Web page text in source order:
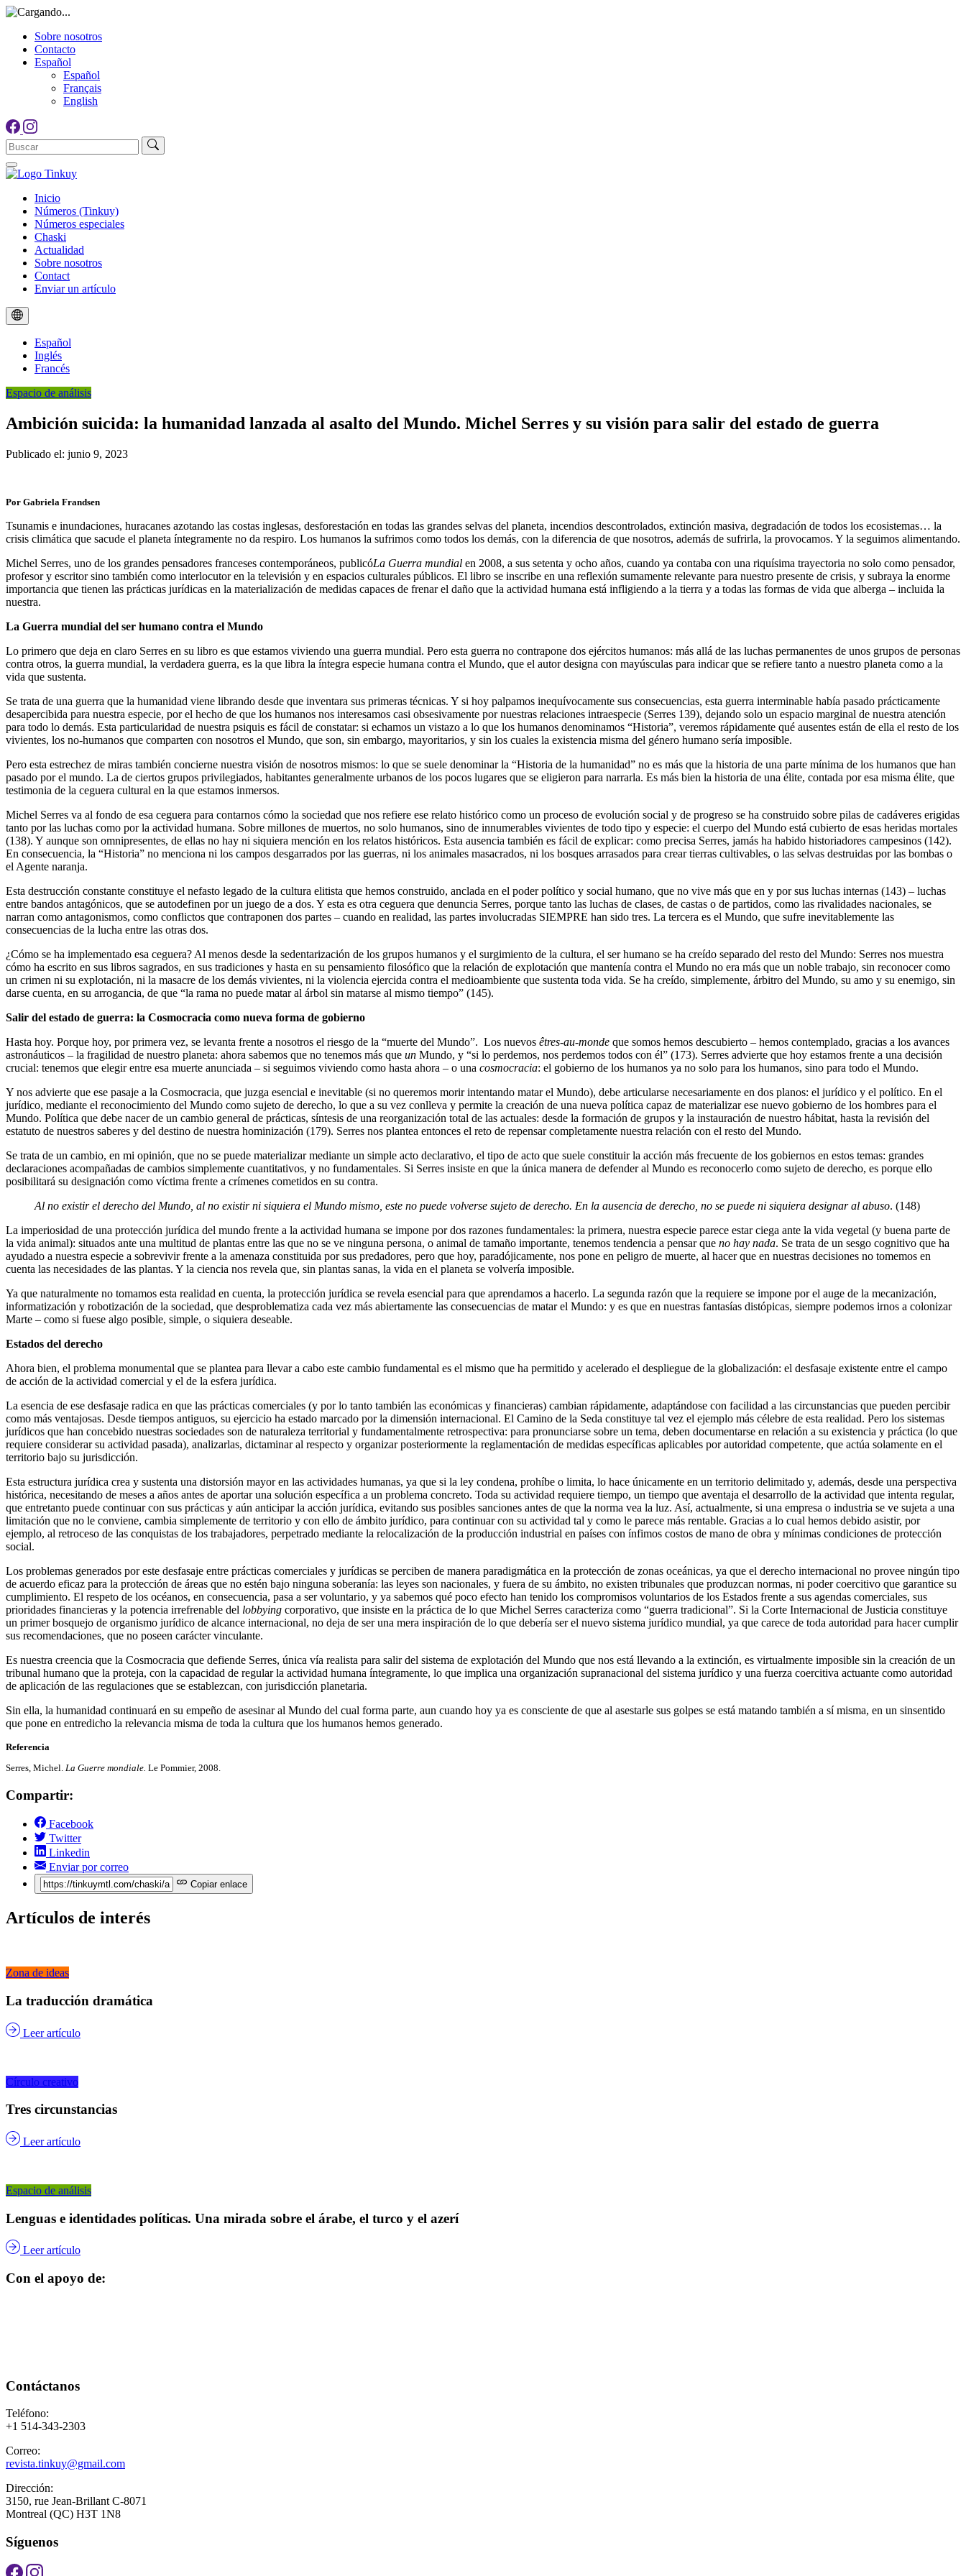
Sobre nosotros
Contacto
Español
Español
Français
English
Inicio
Números (Tinkuy)
Números especiales
Chaski
Actualidad
Sobre nosotros
Contact
Enviar un artículo
Español
Inglés
Francés
Espacio de análisis
Ambición suicida: la humanidad lanzada al asalto del Mundo. Michel Serres y su visión para salir del estado de guerra
Publicado el: junio 9, 2023
Por Gabriela Frandsen
Tsunamis e inundaciones, huracanes azotando las costas inglesas, desforestación en todas las grandes selvas del planeta, incendios descontrolados, extinción masiva, degradación de todos los ecosistemas… la
crisis climática que sacude el planeta íntegramente no da respiro. Los humanos la sufrimos como todos los demás, con la diferencia de que nosotros, además de sufrirla, la provocamos. Y la seguimos alimentando.
Michel Serres, uno de los grandes pensadores franceses contemporáneos, publicóLa Guerra mundial en 2008, a sus setenta y ocho años, cuando ya contaba con una riquísima trayectoria no solo como pensador,
profesor y escritor sino también como interlocutor en la televisión y en espacios culturales públicos. El libro se inscribe en una reflexión sumamente relevante para nuestro presente de crisis, y subraya la enorme
importancia que tienen las prácticas jurídicas en la materialización de medidas capaces de frenar el daño que la actividad humana está infligiendo a la tierra y a todas las formas de vida que alberga – incluida la
nuestra.
La Guerra mundial del ser humano contra el Mundo
Lo primero que deja en claro Serres en su libro es que estamos viviendo una guerra mundial. Pero esta guerra no contrapone dos ejércitos humanos: más allá de las luchas permanentes de unos grupos de personas
contra otros, la guerra mundial, la verdadera guerra, es la que libra la íntegra especie humana contra el Mundo, que el autor designa con mayúsculas para indicar que se refiere tanto a nuestro planeta como a la
vida que sustenta.
Se trata de una guerra que la humanidad viene librando desde que inventara sus primeras técnicas. Y si hoy palpamos inequívocamente sus consecuencias, esta guerra interminable había pasado prácticamente
desapercibida para nuestra especie, por el hecho de que los humanos nos interesamos casi obsesivamente por nuestras relaciones intraespecie (Serres 139), dejando solo un espacio marginal de nuestra atención
para todo lo demás. Esta particularidad de nuestra psiquis es fácil de constatar: si echamos un vistazo a lo que los humanos denominamos “Historia”, veremos rápidamente qué ausentes están de ella el resto de los
vivientes, los no-humanos que comparten con nosotros el Mundo, que son, sin embargo, mayoritarios, y sin los cuales la existencia misma del género humano sería imposible.
Pero esta estrechez de miras también concierne nuestra visión de nosotros mismos: lo que se suele denominar la “Historia de la humanidad” no es más que la historia de una parte mínima de los humanos que han
pasado por el mundo. La de ciertos grupos privilegiados, habitantes generalmente urbanos de los pocos lugares que se eligieron para narrarla. Es más bien la historia de una élite, contada por esa misma élite, que
testimonia de la ceguera cultural en la que estamos inmersos.
Michel Serres va al fondo de esa ceguera para contarnos cómo la sociedad que nos refiere ese relato histórico como un proceso de evolución social y de progreso se ha construido sobre pilas de cadáveres erigidas
tanto por las luchas como por la actividad humana. Sobre millones de muertos, no solo humanos, sino de innumerables vivientes de todo tipo y especie: el cuerpo del Mundo está cubierto de esas heridas mortales
(138). Y aunque son omnipresentes, de ellas no hay ni siquiera mención en los relatos históricos. Esta ausencia también es fácil de explicar: como precisa Serres, jamás ha habido historiadores campesinos (142).
En consecuencia, la “Historia” no menciona ni los campos desgarrados por las guerras, ni los animales masacrados, ni los bosques arrasados para crear tierras cultivables, o las selvas destruidas por las bombas o
el Agente naranja.
Esta destrucción constante constituye el nefasto legado de la cultura elitista que hemos construido, anclada en el poder político y social humano, que no vive más que en y por sus luchas internas (143) – luchas
entre bandos antagónicos, que se autodefinen por un juego de a dos. Y esta es otra ceguera que denuncia Serres, porque tanto las luchas de clases, de castas o de partidos, como las rivalidades nacionales, se
narran como antagonismos, como conflictos que contraponen dos partes – cuando en realidad, las partes involucradas SIEMPRE han sido tres. La tercera es el Mundo, que sufre inevitablemente las
consecuencias de la lucha entre las otras dos.
¿Cómo se ha implementado esa ceguera? Al menos desde la sedentarización de los grupos humanos y el surgimiento de la cultura, el ser humano se ha creído separado del resto del Mundo: Serres nos muestra
cómo ha escrito en sus libros sagrados, en sus tradiciones y hasta en su pensamiento filosófico que la relación de explotación que mantenía contra el Mundo no era más que un noble trabajo, sin reconocer como
un crimen ni su explotación, ni la masacre de los demás vivientes, ni la violencia ejercida contra el medioambiente que sustenta toda vida. Se ha creído, simplemente, árbitro del Mundo, su amo y su enemigo, sin
darse cuenta, en su arrogancia, de que “la rama no puede matar al árbol sin matarse al mismo tiempo” (145).
Salir del estado de guerra: la Cosmocracia como nueva forma de gobierno
Hasta hoy. Porque hoy, por primera vez, se levanta frente a nosotros el riesgo de la “muerte del Mundo”. Los nuevos êtres-au-monde que somos hemos descubierto – hemos contemplado, gracias a los avances
astronáuticos – la fragilidad de nuestro planeta: ahora sabemos que no tenemos más que un Mundo, y “si lo perdemos, nos perdemos todos con él” (173). Serres advierte que hoy estamos frente a una decisión
crucial: tenemos que elegir entre esa muerte anunciada – si seguimos viviendo como hasta ahora – o una cosmocracia: el gobierno de los humanos ya no solo para los humanos, sino para todo el Mundo.
Y nos advierte que ese pasaje a la Cosmocracia, que juzga esencial e inevitable (si no queremos morir intentando matar el Mundo), debe articularse necesariamente en dos planos: el jurídico y el político. En el
jurídico, mediante el reconocimiento del Mundo como sujeto de derecho, lo que a su vez conlleva y permite la creación de una nueva política capaz de materializar ese nuevo gobierno de los hombres para el
Mundo. Política que debe nacer de un cambio general de prácticas, síntesis de una reorganización total de las actuales: desde la formación de grupos y la instauración de nuestro hábitat, hasta la revisión del
estatuto de nuestros saberes y del destino de nuestra hominización (179). Serres nos plantea entonces el reto de repensar completamente nuestra relación con el resto del Mundo.
Se trata de un cambio, en mi opinión, que no se puede materializar mediante un simple acto declarativo, el tipo de acto que suele constituir la acción más frecuente de los gobiernos en estos temas: grandes
declaraciones acompañadas de cambios simplemente cuantitativos, y no fundamentales. Si Serres insiste en que la única manera de defender al Mundo es reconocerlo como sujeto de derecho, es porque ello
posibilitará su designación como víctima frente a crímenes cometidos en su contra.
Al no existir el derecho del Mundo, al no existir ni siquiera el Mundo mismo, este no puede volverse sujeto de derecho. En la ausencia de derecho, no se puede ni siquiera designar al abuso. (148)
La imperiosidad de una protección jurídica del mundo frente a la actividad humana se impone por dos razones fundamentales: la primera, nuestra especie parece estar ciega ante la vida vegetal (y buena parte de
la vida animal): situados ante una multitud de plantas entre las que no se ve ninguna persona, o animal de tamaño importante, tenemos tendencia a pensar que no hay nada. Se trata de un sesgo cognitivo que ha
ayudado a nuestra especie a sobrevivir frente a la amenaza constituida por sus predadores, pero que hoy, paradójicamente, nos pone en peligro de muerte, al hacer que en nuestras decisiones no tomemos en
cuenta las necesidades de las plantas. Y la ciencia nos revela que, sin plantas sanas, la vida en el planeta se volvería imposible.
Ya que naturalmente no tomamos esta realidad en cuenta, la protección jurídica se revela esencial para que aprendamos a hacerlo. La segunda razón que la requiere se impone por el auge de la mecanización,
informatización y robotización de la sociedad, que desproblematiza cada vez más abiertamente las consecuencias de matar el Mundo: y es que en nuestras fantasías distópicas, siempre podemos irnos a colonizar
Marte – como si fuese algo posible, simple, o siquiera deseable.
Estados del derecho
Ahora bien, el problema monumental que se plantea para llevar a cabo este cambio fundamental es el mismo que ha permitido y acelerado el despliegue de la globalización: el desfasaje existente entre el campo
de acción de la actividad comercial y el de la esfera jurídica.
La esencia de ese desfasaje radica en que las prácticas comerciales (y por lo tanto también las económicas y financieras) cambian rápidamente, adaptándose con facilidad a las circunstancias que pueden percibir
como más ventajosas. Desde tiempos antiguos, su ejercicio ha estado marcado por la dimensión internacional. El Camino de la Seda constituye tal vez el ejemplo más célebre de esta realidad. Pero los sistemas
jurídicos que han concebido nuestras sociedades son de naturaleza territorial y fundamentalmente retrospectiva: para pronunciarse sobre un tema, deben documentarse en relación a su existencia y práctica (lo que
requiere considerar su actividad pasada), analizarlas, dictaminar al respecto y organizar posteriormente la reglamentación de medidas específicas aplicables por autoridad competente, que actúa solamente en el
territorio bajo su jurisdicción.
Esta estructura jurídica crea y sustenta una distorsión mayor en las actividades humanas, ya que si la ley condena, prohíbe o limita, lo hace únicamente en un territorio delimitado y, además, desde una perspectiva
histórica, necesitando de meses a años antes de aportar una solución específica a un problema concreto. Toda su actividad requiere tiempo, un tiempo que aventaja el desarrollo de la actividad que intenta regular,
que entretanto puede continuar con sus prácticas y aún anticipar la acción jurídica, evitando sus posibles sanciones antes de que la norma vea la luz. Así, actualmente, si una empresa o industria se ve sujeta a una
limitación que no le conviene, cambia simplemente de territorio y con ello de ámbito jurídico, para continuar con su actividad tal y como le parece más rentable. Gracias a lo cual hemos debido asistir, por
ejemplo, al retroceso de las conquistas de los trabajadores, perpetrado mediante la relocalización de la producción industrial en países con ínfimos costos de mano de obra y mínimas condiciones de protección
social.
Los problemas generados por este desfasaje entre prácticas comerciales y jurídicas se perciben de manera paradigmática en la protección de zonas oceánicas, ya que el derecho internacional no provee ningún tipo
de acuerdo eficaz para la protección de áreas que no estén bajo ninguna soberanía: las leyes son nacionales, y fuera de su ámbito, no existen tribunales que produzcan normas, ni poder coercitivo que garantice su
cumplimiento. El respeto de los océanos, en consecuencia, pasa a ser voluntario, y ya sabemos qué poco efecto han tenido los compromisos voluntarios de los Estados frente a sus agendas comerciales, sus
prioridades financieras y la potencia irrefrenable del lobbying corporativo, que insiste en la práctica de lo que Michel Serres caracteriza como “guerra tradicional”. Si la Corte Internacional de Justicia constituye
un primer bosquejo de organismo jurídico de alcance internacional, no deja de ser una mera inspiración de lo que debería ser el nuevo sistema jurídico mundial, ya que carece de toda autoridad para hacer cumplir
sus recomendaciones, que no poseen carácter vinculante.
Es nuestra creencia que la Cosmocracia que defiende Serres, única vía realista para salir del sistema de explotación del Mundo que nos está llevando a la extinción, es virtualmente imposible sin la creación de un
tribunal humano que la proteja, con la capacidad de regular la actividad humana íntegramente, lo que implica una organización supranacional del sistema jurídico y una fuerza coercitiva actuante como autoridad
de aplicación de las regulaciones que se establezcan, con jurisdicción planetaria.
Sin ella, la humanidad continuará en su empeño de asesinar al Mundo del cual forma parte, aun cuando hoy ya es consciente de que al asestarle sus golpes se está matando también a sí misma, en un sinsentido
que pone en entredicho la relevancia misma de toda la cultura que los humanos hemos generado.
Referencia
Serres, Michel. La Guerre mondiale. Le Pommier, 2008.
Compartir:
Facebook
Twitter
Linkedin
Enviar por correo
Copiar enlace
Artículos de interés
Zona de ideas
La traducción dramática
Leer artículo
Círculo creativo
Tres circunstancias
Leer artículo
Espacio de análisis
Lenguas e identidades políticas. Una mirada sobre el árabe, el turco y el azerí
Leer artículo
Con el apoyo de:
Contáctanos
Teléfono:
+1 514-343-2303
Correo:
revista.tinkuy@gmail.com
Dirección:
3150, rue Jean-Brillant C-8071
Montreal (QC) H3T 1N8
Síguenos